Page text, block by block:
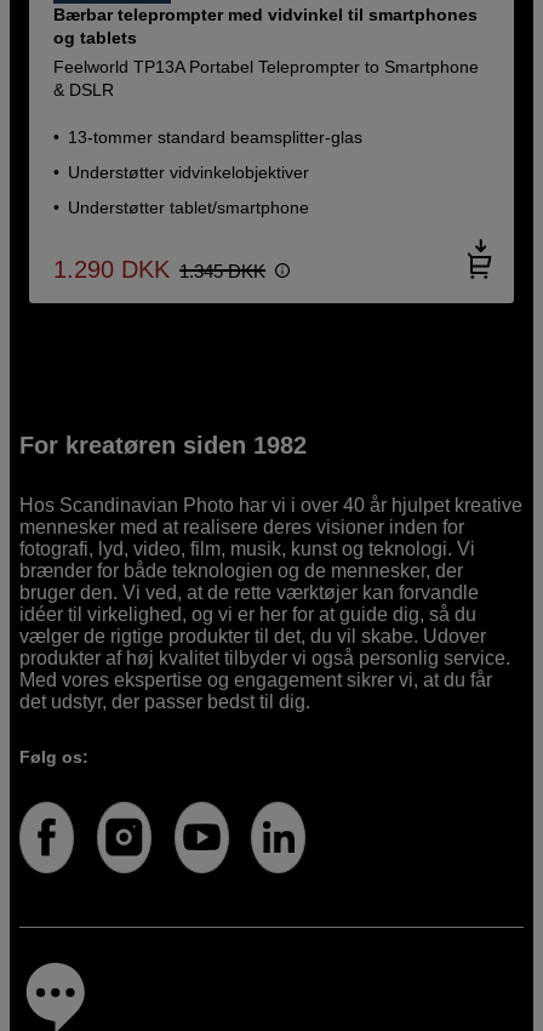
Bærbar teleprompter med vidvinkel til smartphones
og tablets
Feelworld TP13A Portabel Teleprompter to Smartphone
& DSLR
13-tommer standard beamsplitter-glas
Understøtter vidvinkelobjektiver
Understøtter tablet/smartphone
1.290 DKK 1.345 DKK
For kreatøren siden 1982
Hos Scandinavian Photo har vi i over 40 år hjulpet kreative
mennesker med at realisere deres visioner inden for
fotografi, lyd, video, film, musik, kunst og teknologi. Vi
brænder for både teknologien og de mennesker, der
bruger den. Vi ved, at de rette værktøjer kan forvandle
idéer til virkelighed, og vi er her for at guide dig, så du
vælger de rigtige produkter til det, du vil skabe. Udover
produkter af høj kvalitet tilbyder vi også personlig service.
Med vores ekspertise og engagement sikrer vi, at du får
det udstyr, der passer bedst til dig.
Følg os: